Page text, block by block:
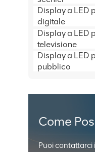
Display a LED
digitale
Display a LED
televisione
Display a LED
pubblico
Come
Puoi contattarci